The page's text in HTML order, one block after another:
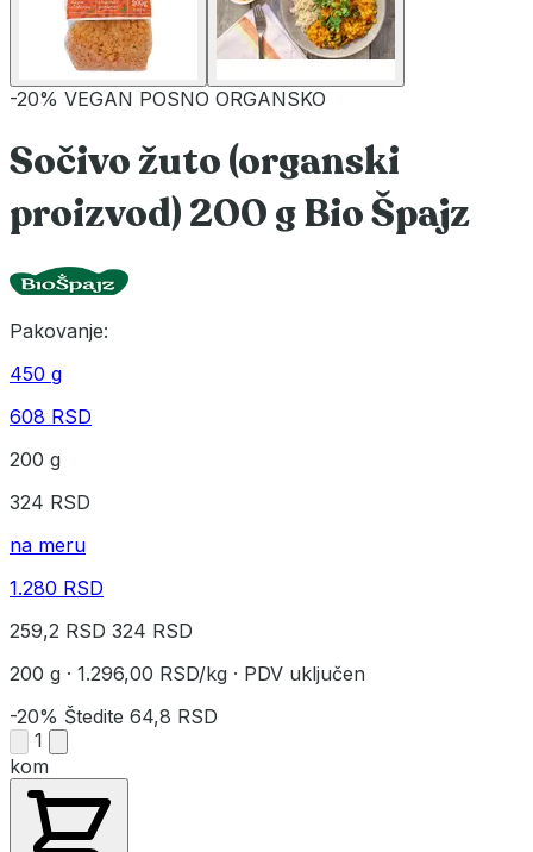
-20% VEGAN POSNO ORGANSKO
Sočivo žuto (organski
proizvod) 200 g Bio Špajz
Pakovanje:
450 g
608 RSD
200 g
324 RSD
na meru
1.280 RSD
259,2 RSD 324 RSD
200 g · 1.296,00 RSD/kg · PDV uključen
-20% Štedite 64,8 RSD
1
kom